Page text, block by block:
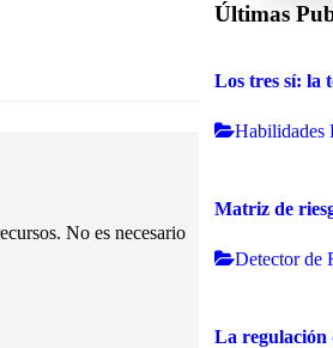
No es necesario
Últimas
Los tres sí: la
Habilidades
Matriz de
Detector de
La regulación